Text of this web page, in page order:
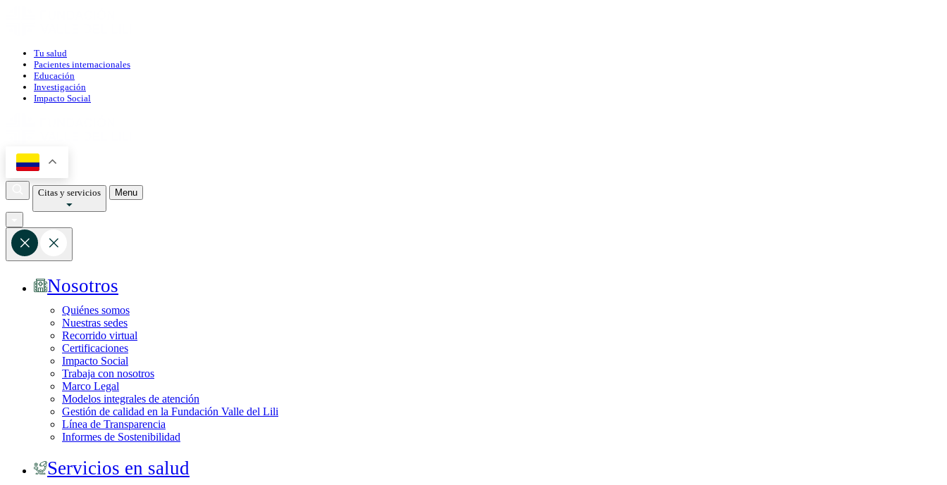
Tu salud
Pacientes internacionales
Educación
Investigación
Impacto Social
Citas y servicios Menu
Nosotros
Quiénes somos
Nuestras sedes
Recorrido virtual
Certificaciones
Impacto Social
Trabaja con nosotros
Marco Legal
Modelos integrales de atención
Gestión de calidad en la Fundación Valle del Lili
Línea de Transparencia
Informes de Sostenibilidad
Servicios en salud